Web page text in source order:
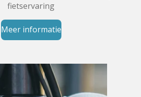
fietservaring
Meer informatie